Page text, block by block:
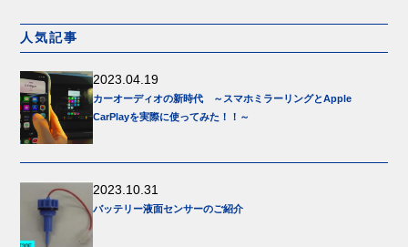
人気記事
2023.04.19
カーオーディオの新時代 ～スマホミラーリングとApple
CarPlayを実際に使ってみた！！～
2023.10.31
バッテリー液面センサーのご紹介